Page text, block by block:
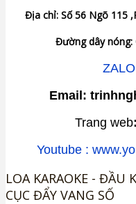
Địa chỉ: Số 56 Ngõ 115
Đường dây nóng:
Email:
Trang web
Youtube :
LOA KARAOKE - ĐẦU
CỤC ĐẨY VANG SỐ